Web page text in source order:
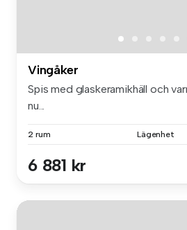
Vingåker
Spis med glaskeramikhäll och
nu...
2 rum Lägenhet
6 881 kr